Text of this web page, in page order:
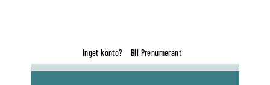
Inget konto? Bli Prenumerant